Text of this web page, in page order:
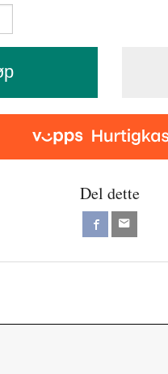
Del dette